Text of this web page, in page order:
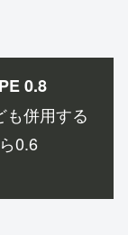
0.8
も併用する
0.6